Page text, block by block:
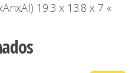
19.3 x 13.8 x 7 «